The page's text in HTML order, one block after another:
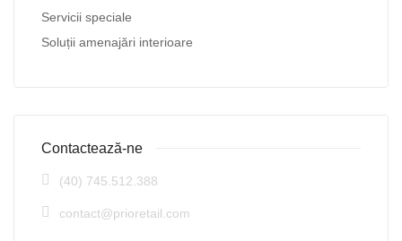
Servicii speciale
Soluții amenajări interioare
Contactează-ne
(40) 745.512.388
contact@prioretail.com